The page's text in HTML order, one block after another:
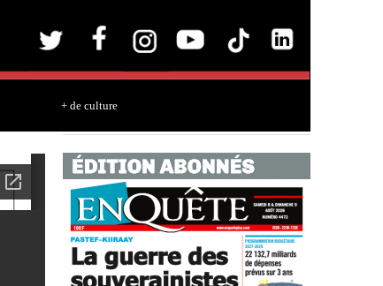
+ de culture